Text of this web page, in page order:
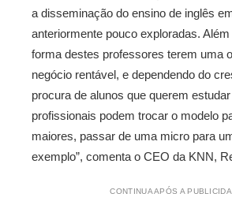
a disseminação do ensino de inglês
anteriormente pouco exploradas.
forma destes professores terem uma
negócio rentável, e dependendo do
procura de alunos que querem
profissionais podem trocar o modelo
maiores, passar de uma micro para
exemplo”, comenta o CEO da KNN,
CONTINUA APÓS A